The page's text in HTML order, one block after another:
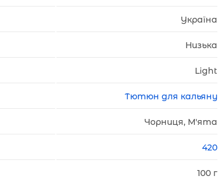
Україна
Низька
Light
Тютюн для кальяну
Чорниця, М'ята
420
100 г